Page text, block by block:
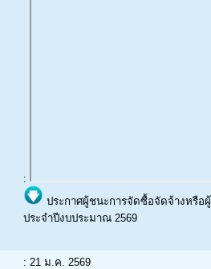
:
ประกาศผู้ชนะการจัดซื้อจัดจ้างหรื
ประจำปีงบประมาณ 2569
: 21 ม.ค. 2569